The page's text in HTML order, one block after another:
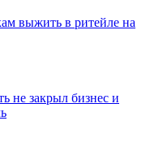
выжить в ритейле на
не закрыл бизнес и